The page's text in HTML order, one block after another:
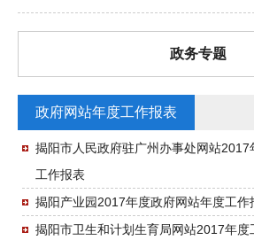
政务专题
政府网站年度工作报表
揭阳市人民政府驻广州办事处网站2017
工作报表
揭阳产业园2017年度政府网站年度工作
揭阳市卫生和计划生育局网站2017年度